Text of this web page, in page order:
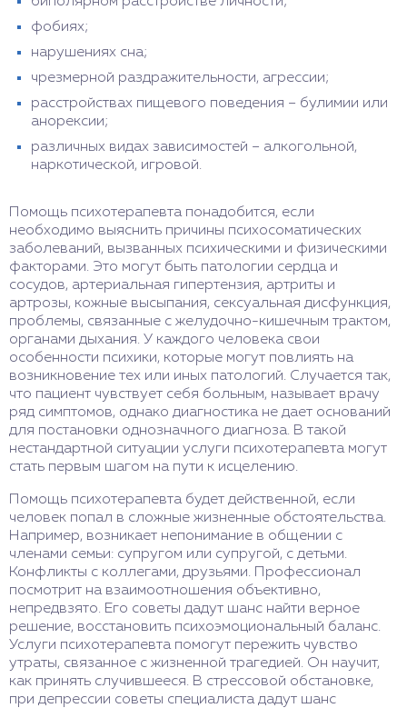
фобиях;
нарушениях сна;
чрезмерной раздражительности, агрессии;
расстройствах пищевого поведения – булимии или
анорексии;
различных видах зависимостей – алкогольной,
наркотической, игровой.
Помощь психотерапевта понадобится, если
необходимо выяснить причины психосоматических
заболеваний, вызванных психическими и физическими
факторами. Это могут быть патологии сердца и
сосудов, артериальная гипертензия, артриты и
артрозы, кожные высыпания, сексуальная дисфункция,
проблемы, связанные с желудочно-кишечным трактом,
органами дыхания. У каждого человека свои
особенности психики, которые могут повлиять на
возникновение тех или иных патологий. Случается так,
что пациент чувствует себя больным, называет врачу
ряд симптомов, однако диагностика не дает оснований
для постановки однозначного диагноза. В такой
нестандартной ситуации услуги психотерапевта могут
стать первым шагом на пути к исцелению.
Помощь психотерапевта будет действенной, если
человек попал в сложные жизненные обстоятельства.
Например, возникает непонимание в общении с
членами семьи: супругом или супругой, с детьми.
Конфликты с коллегами, друзьями. Профессионал
посмотрит на взаимоотношения объективно,
непредвзято. Его советы дадут шанс найти верное
решение, восстановить психоэмоциональный баланс.
Услуги психотерапевта помогут пережить чувство
утраты, связанное с жизненной трагедией. Он научит,
как принять случившееся. В стрессовой обстановке,
при депрессии советы специалиста дадут шанс